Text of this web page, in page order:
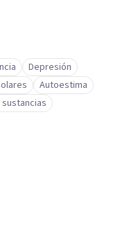
Depresión
Autoestima